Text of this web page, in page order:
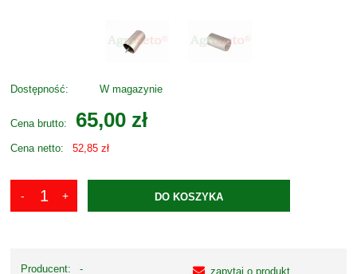
Dostępność: W magazynie
Cena brutto: 65,00 zł
Cena netto: 52,85 zł
DO KOSZYKA
Producent:
-
zapytaj o produkt